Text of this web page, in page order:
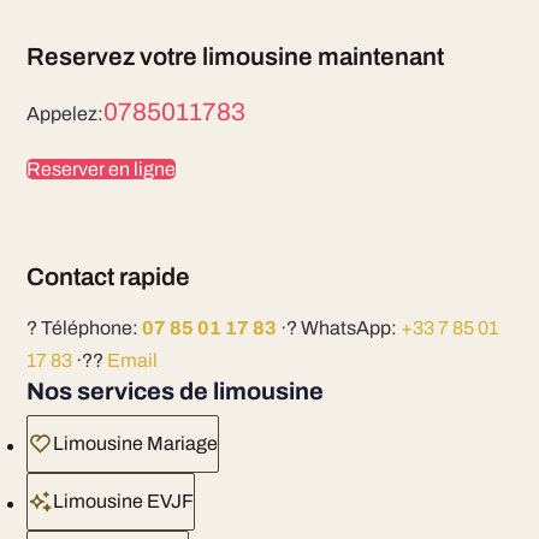
Reservez votre limousine maintenant
Appelez:0785011783
Reserver en ligne
Contact rapide
? Téléphone: 07 85 01 17 83 ·? WhatsApp: +33 7 85 01
17 83·?? Email
Nos services de limousine
Limousine Mariage
Limousine EVJF